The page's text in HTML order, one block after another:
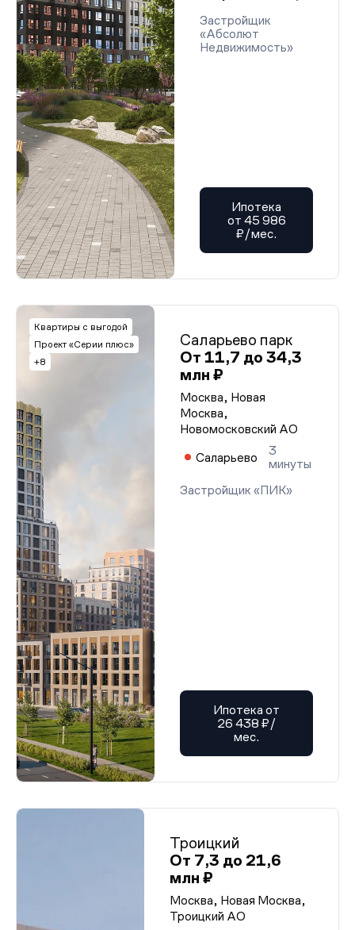
Застройщик
«Абсолют
Недвижимость»
Ипотека
от 45 986
₽/мес.
Квартиры с выгодой
Проект «Серии плюс»
+8
Саларьево парк
От 11,7 до 34,3
млн ₽
Москва, Новая
Москва,
Новомосковский АО
Саларьево
3
минуты
Застройщик «ПИК»
Ипотека от
26 438 ₽/
мес.
Троицкий
От 7,3 до 21,6
млн ₽
Москва, Новая Москва,
Троицкий АО